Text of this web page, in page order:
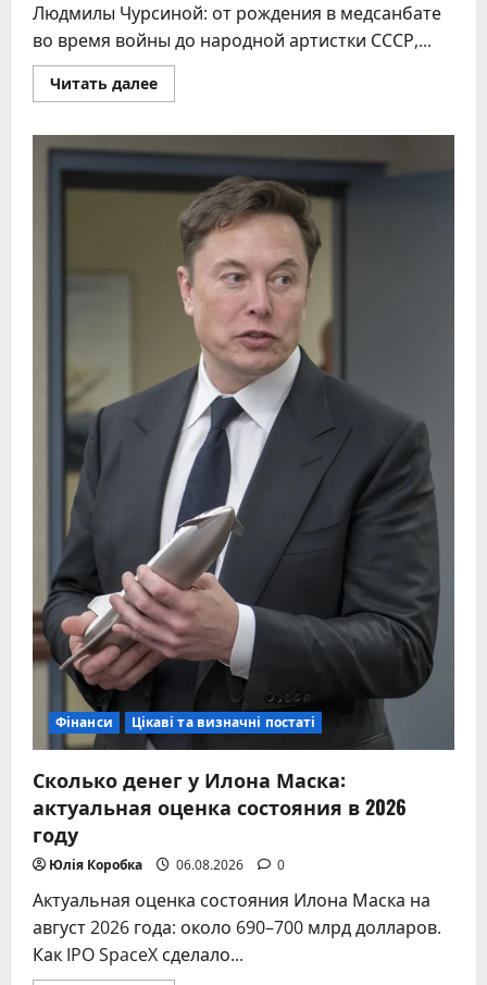
Людмилы Чурсиной: от рождения в медсанбате
во время войны до народной артистки СССР,...
Читать далееПрочитать
больше
жизнь,
роли
и
наследие
легендарной
актрисы
Фінанси Цікаві та визначні постаті
Сколько денег у Илона Маска:
актуальная оценка состояния в 2026
году
Юлія Коробка 06.08.2026 0
Актуальная оценка состояния Илона Маска на
август 2026 года: около 690–700 млрд долларов.
Как IPO SpaceX сделало...